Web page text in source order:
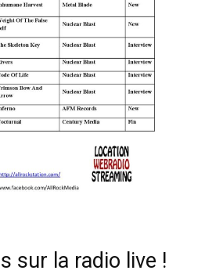
sur la radio live !